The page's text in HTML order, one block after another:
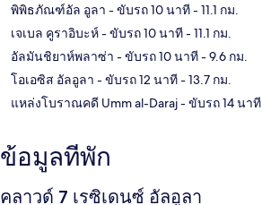
พิพิธภัณฑ์อัล อูลา - ขับรถ 10 นาที- 11.1 กม.
เจเบล คูราอิบะห์- ขับรถ 10 นาที- 11.1 กม.
อัลมันชิยาห์พลาซ่า - ขับรถ 10 นาที- 9.6 กม.
โอเอซิส อัลอูลา - ขับรถ 12 นาที- 13.7 กม.
แหล่งโบราณคดี Umm al-Daraj- ขับรถ 14 นาที
ข้อมูลที่พัก
คลาวด์ 7 เรซิเดนซ์ อัลอูลา